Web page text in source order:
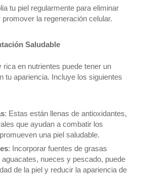
tu piel regularmente para eliminar
la regeneración celular.
Saludable
rica en nutrientes puede tener un
tu apariencia. Incluye los siguientes
: Estas están llenas de antioxidantes,
que ayudan a combatir los
una piel saludable.
: Incorporar fuentes de grasas
nueces y pescado, puede
de la piel y reducir la apariencia de